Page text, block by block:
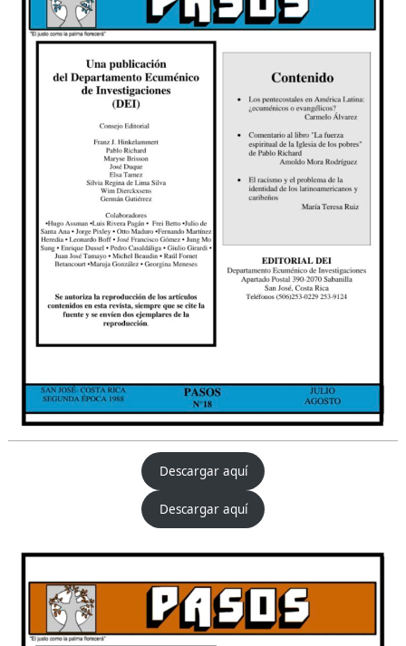
Descargar aquí
Descargar aquí